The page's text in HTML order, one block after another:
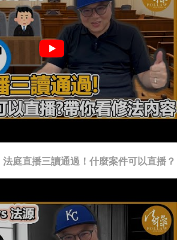
庭直播三讀通過！什麼案件可以直播？